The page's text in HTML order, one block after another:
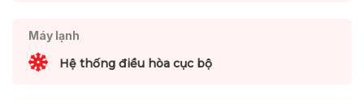
Máy lạnh
Hệ thống điều hòa cục bộ